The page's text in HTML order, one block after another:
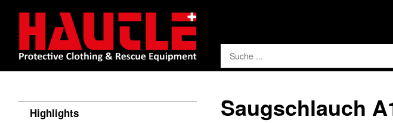
Highlights
Saugschlauch